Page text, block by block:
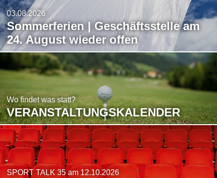
03.08.2026
Event des Monats | Tanzsport-Event
der Extraklasse
Wo findet was statt?
VERANSTALTUNGS­KALENDER
SPORT TALK 35 am 12.10.2026